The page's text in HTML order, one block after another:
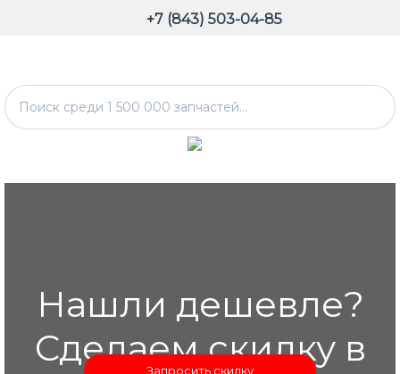
+7 (843) 503-04-85
Нашли дешевле?
Сделаем скидку в
Запросить скидку